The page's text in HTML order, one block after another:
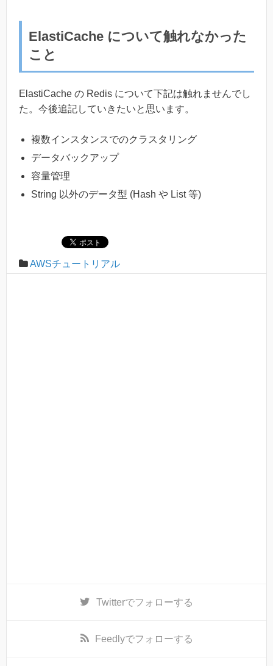
ElastiCache について触れなかった
こと
ElastiCache の Redis について下記は触れませんでし
た。今後追記していきたいと思います。
複数インスタンスでのクラスタリング
データバックアップ
容量管理
String 以外のデータ型 (Hash や List 等)
AWSチュートリアル
Twitterでフォローする
Feedlyでフォローする